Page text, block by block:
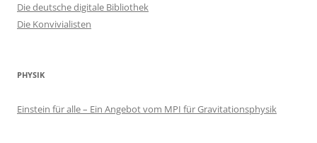
Die deutsche digitale Bibliothek
Die Konvivialisten
PHYSIK
Einstein für alle – Ein Angebot vom MPI für Gravitationsphysik